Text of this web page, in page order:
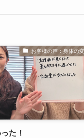
お客様の声：身体の
た！